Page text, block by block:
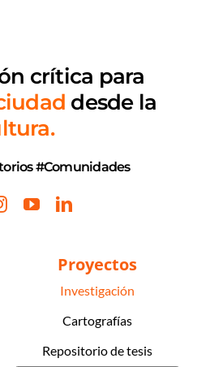
crítica para
desde la
#Comunidades
Proyectos
Investigación
Cartografías
Repositorio de tesis